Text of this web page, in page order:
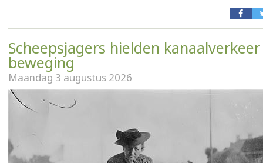
Scheepsjagers hielden
beweging
Maandag 3 augustus 2026